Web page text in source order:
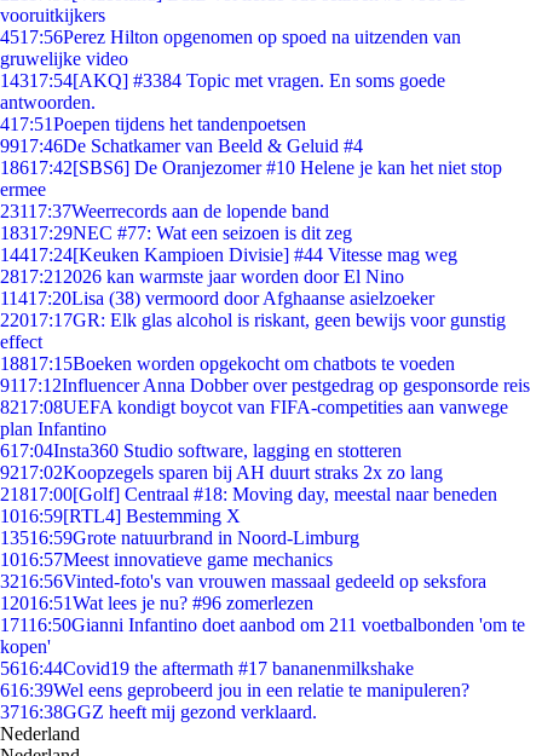
vooruitkijkers
4517:56Perez Hilton opgenomen op spoed na uitzenden van
gruwelijke video
14317:54[AKQ] #3384 Topic met vragen. En soms goede
antwoorden.
417:51Poepen tijdens het tandenpoetsen
9917:46De Schatkamer van Beeld & Geluid #4
18617:42[SBS6] De Oranjezomer #10 Helene je kan het niet stop
ermee
23117:37Weerrecords aan de lopende band
18317:29NEC #77: Wat een seizoen is dit zeg
14417:24[Keuken Kampioen Divisie] #44 Vitesse mag weg
2817:21 2026 kan warmste jaar worden door El Nino
11417:20Lisa (38) vermoord door Afghaanse asielzoeker
22017:17GR: Elk glas alcohol is riskant, geen bewijs voor gunstig
effect
18817:15Boeken worden opgekocht om chatbots te voeden
9117:12Influencer Anna Dobber over pestgedrag op gesponsorde reis
8217:08UEFA kondigt boycot van FIFA-competities aan vanwege
plan Infantino
617:04Insta360 Studio software, lagging en stotteren
9217:02Koopzegels sparen bij AH duurt straks 2x zo lang
21817:00[Golf] Centraal #18: Moving day, meestal naar beneden
1016:59[RTL4] Bestemming X
13516:59Grote natuurbrand in Noord-Limburg
1016:57Meest innovatieve game mechanics
3216:56Vinted-foto's van vrouwen massaal gedeeld op seksfora
12016:51Wat lees je nu? #96 zomerlezen
17116:50Gianni Infantino doet aanbod om 211 voetbalbonden 'om te
kopen'
5616:44Covid19 the aftermath #17 bananenmilkshake
616:39Wel eens geprobeerd jou in een relatie te manipuleren?
3716:38GGZ heeft mij gezond verklaard.
Nederland